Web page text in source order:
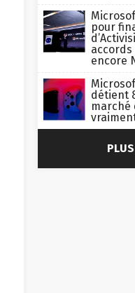
pour
encore
détient
marché